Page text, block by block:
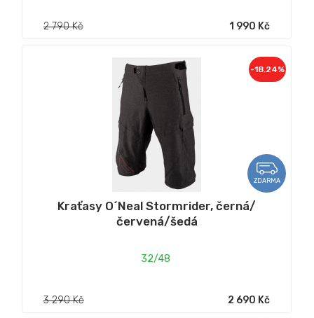
2 790 Kč 1 990 Kč
ZDARMA
-18.24%
Kraťasy O´Neal Stormrider, černá/
červená/šedá
32/48
3 290 Kč 2 690 Kč